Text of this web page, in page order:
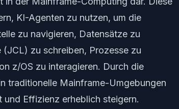
KI-Agenten zu nutzen, um die
zu navigieren, Datensätze zu
zu schreiben, Prozesse zu
z/OS zu interagieren. Durch die
traditionelle Mainframe-Umgebungen
Effizienz erheblich steigern.